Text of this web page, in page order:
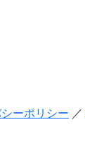
ーポリシー ／